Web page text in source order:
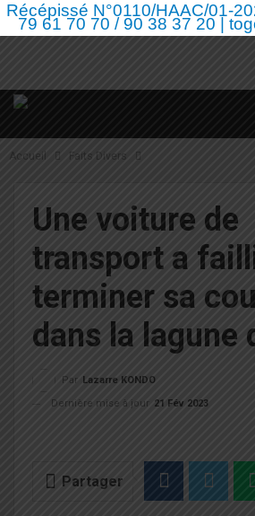
Récépissé N°0110/HAAC/01-
79 61 70 70 / 90 38 37 20 |
Accueil Faits Divers
Une voiture de
transport a
terminer sa
dans la lagune
Par
Lazarre KONDO
Dernière mise à jour 21 Fév 2023
Partager